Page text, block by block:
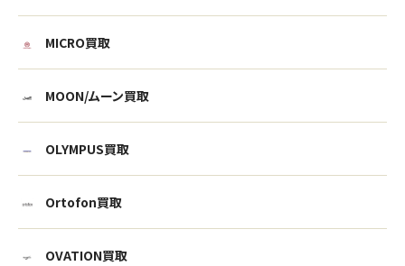
MICRO買取
MOON/ムーン買取
OLYMPUS買取
Ortofon買取
OVATION買取